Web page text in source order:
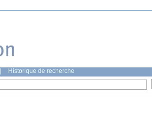
Historique de recherche